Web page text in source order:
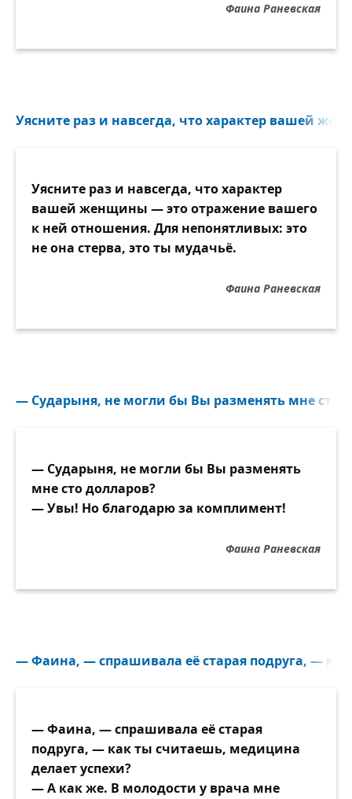
Фаина Раневская
Уясните раз и навсегда, что характер вашей
Уясните раз и навсегда, что характер
вашей женщины — это отражение вашего
к ней отношения. Для непонятливых: это
не она стерва, это ты мудачьё.
Фаина Раневская
— Сударыня, не могли бы Вы разменять мне сто
— Сударыня, не могли бы Вы разменять
мне сто долларов?
— Увы! Но благодарю за комплимент!
Фаина Раневская
— Фаина, — спрашивала её старая подруга, —
— Фаина, — спрашивала её старая
подруга, — как ты считаешь, медицина
делает успехи?
— А как же. В молодости у врача мне